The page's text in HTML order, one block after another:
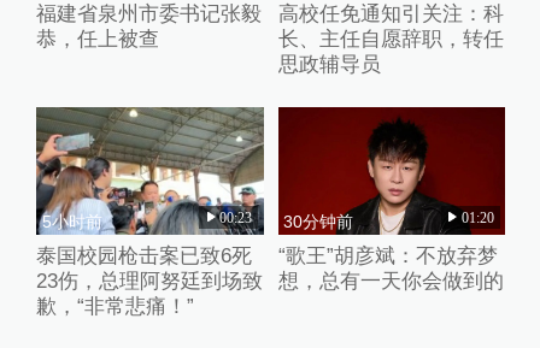
福建省泉州市委书记张毅
恭，任上被查
高校任免通知引关注：科
长、主任自愿辞职，转任
思政辅导员
5小时前 00:23
泰国校园枪击案已致6死
23伤，总理阿努廷到场致
歉，“非常悲痛！”
30分钟前 01:20
“歌王”胡彦斌：不放弃梦
想，总有一天你会做到的